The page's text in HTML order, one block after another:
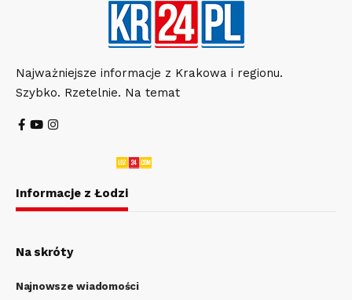
Najważniejsze informacje z Krakowa i regionu.
Szybko. Rzetelnie. Na temat
Informacje z Łodzi
Na skróty
Najnowsze wiadomości